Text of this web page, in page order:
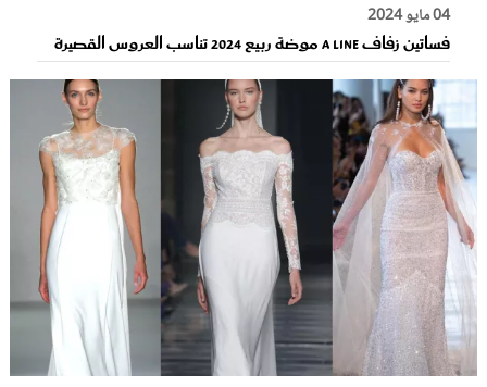
04 مايو 2024
فساتين زفاف A Line موضة ربيع 2024 تناسب العروس القصيرة